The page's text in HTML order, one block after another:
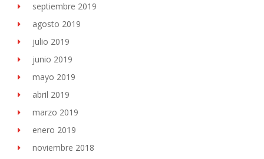
septiembre 2019
agosto 2019
julio 2019
junio 2019
mayo 2019
abril 2019
marzo 2019
enero 2019
noviembre 2018